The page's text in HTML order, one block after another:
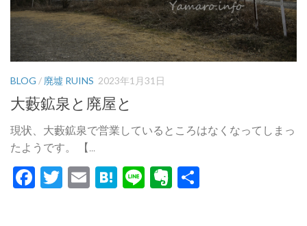
BLOG / 廃墟 RUINS 2023年1月31日
大藪鉱泉と廃屋と
現状、大藪鉱泉で営業しているところはなくなってしまっ
たようです。 【...
Facebook
Twitter
EmailHatena
LineEvernote